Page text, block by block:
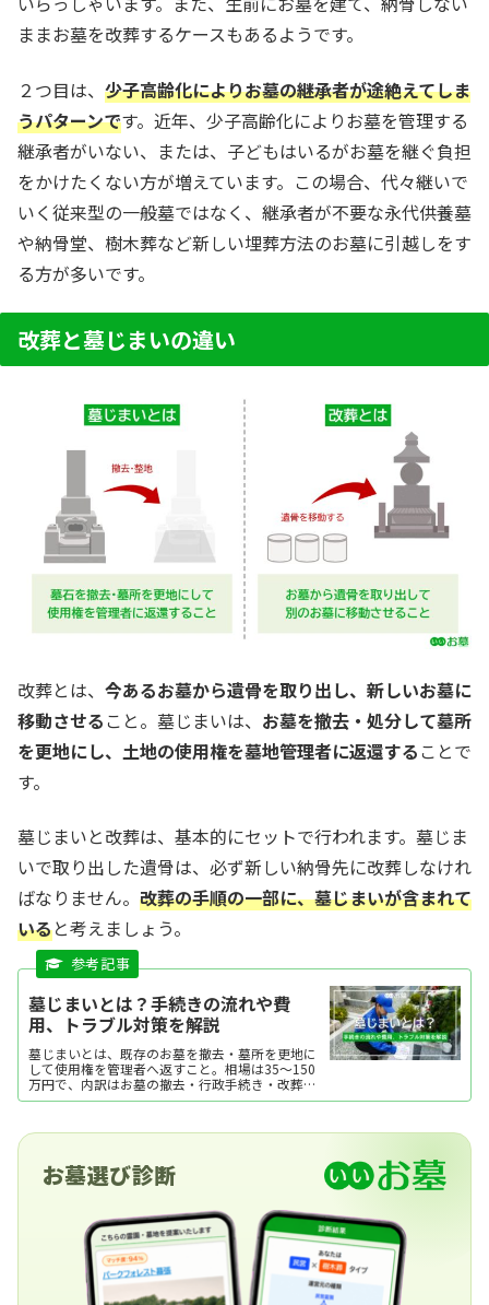
ままお墓を改葬するケースもあるようです。
２つ目は、 少子高齢化によりお墓の継承者が途絶えてしま
うパターンです。近年、少子高齢化によりお墓を管理する
継承者がいない、または、子どもはいるがお墓を継ぐ負担
をかけたくない方が増えています。この場合、代々継いで
いく従来型の一般墓ではなく、継承者が不要な永代供養墓
や納骨堂、樹木葬など新しい埋葬方法のお墓に引越しをす
る方が多いです。
改葬と墓じまいの違い
改葬とは、 今あるお墓から遺骨を取り出し、新しいお墓に
移動させる こと。墓じまいは、 お墓を撤去・処分して墓所
を更地にし、土地の使用権を墓地管理者に返還する ことで
す。
墓じまいと改葬は、基本的にセットで行われます。墓じま
いで取り出した遺骨は、必ず新しい納骨先に改葬しなけれ
ばなりません。 改葬の手順の一部に、墓じまいが含まれて
いると考えましょう。
墓じまいとは？手続きの流れや費
用、トラブル対策を解説
墓じまいとは、既存のお墓を撤去・墓所を更地に
して使用権を管理者へ返すこと。相場は35～150
万円で、内訳はお墓の撤去・行政手続き・改葬先
のお墓にかかる費用です。ここでは、墓じまいが
ます。
お墓選び診断